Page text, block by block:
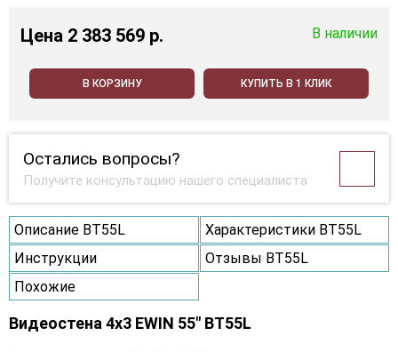
Цена 2 383 569 p. В наличии
В КОРЗИНУ КУПИТЬ В 1 КЛИК
Остались вопросы?
Получите консультацию нашего специалиста
Описание BT55L
Характеристики BT55L
Инструкции
Отзывы BT55L
Похожие
Видеостена 4x3 EWIN 55" BT55L